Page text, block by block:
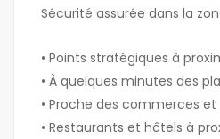
Sécurité assurée dans la
• Points stratégiques à
• À quelques minutes des
• Proche des commerces
• Restaurants et hôtels à